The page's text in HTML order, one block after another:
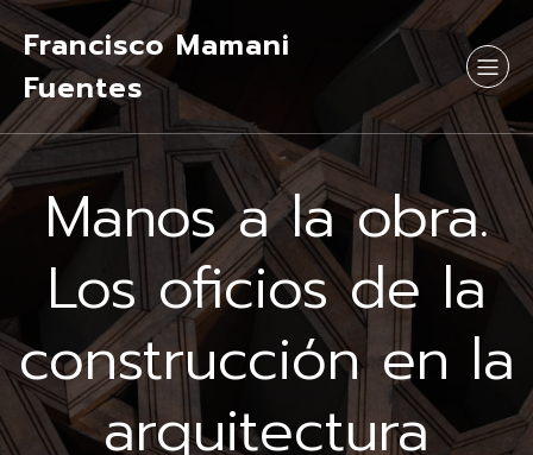
Francisco Mamani
Fuentes
Manos a la obra.
Los oficios de la
construcción en la
arquitectura